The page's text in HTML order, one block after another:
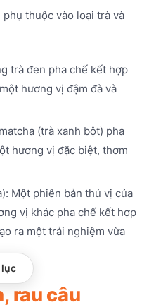
thuộc vào loại trà và
trà đen pha chế kết hợp
hương vị đậm đà và
(trà xanh bột) pha
hương vị đặc biệt, thơm
Một phiên bản thú vị của
vị khác pha chế kết hợp
ra một trải nghiệm vừa
rau câu
lục